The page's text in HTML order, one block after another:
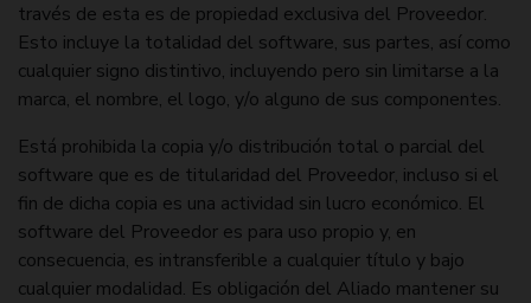
través de esta es de propiedad exclusiva del Proveedor.
Esto incluye la totalidad del software, sus partes, así como
cualquier signo distintivo, incluyendo pero sin limitarse a la
marca, el nombre, el logo, y/o alguno de sus componentes.
Está prohibida la copia y/o distribución total o parcial del
software que es de titularidad del Proveedor, incluso si el
fin de dicha copia es una actividad sin lucro económico. El
software del Proveedor es para uso propio y, en
consecuencia, es intransferible a cualquier título y bajo
cualquier modalidad. Es obligación del Aliado mantener su